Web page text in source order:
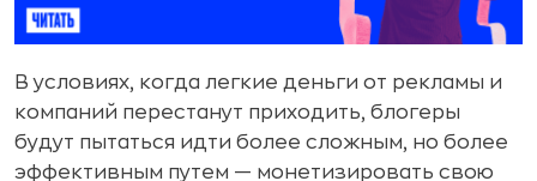
В условиях, когда легкие деньги от рекламы и
компаний перестанут приходить, блогеры
будут пытаться идти более сложным, но более
эффективным путем — монетизировать свою